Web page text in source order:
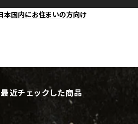
本国内にお住まいの方向け
最近チェックした商品